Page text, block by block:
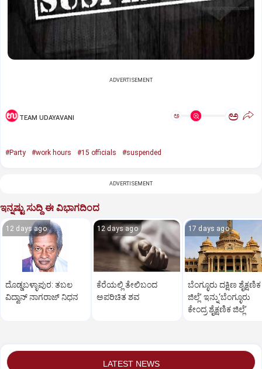
ADVERTISEMENT
TEAM UDAYAVANI ಅ ಅ
#Party #work hours #15 officials #suspended
ADVERTISEMENT
ಇನ್ನಷ್ಟು ಸುದ್ದಿ ಈ ವಿಭಾಗದಿಂದ
12 days ago
ದೊಡ್ಡಬಳ್ಳಾಪುರ: ತಬಲ
ವಿದ್ವಾನ್‌ ನಾಗರಾಜ್‌ ನಿಧನ
12 days ago
ಕೆರೆಯಲ್ಲಿ ತೇಲಿಬಂದ
ಅಪರಿಚಿತ ಶವ
17 days ago
ಬೆಂಗ್ಳೂರು ದಕ್ಷಿಣ ಶೈಕ್ಷಣಿಕ
ಜಿಲ್ಲೆ’ ಇನ್ನು‘ಬೆಂಗ್ಳೂರು
ಕೇಂದ್ರ ಶೈಕ್ಷಣಿಕ ಜಿಲ್ಲೆ’
LATEST NEWS